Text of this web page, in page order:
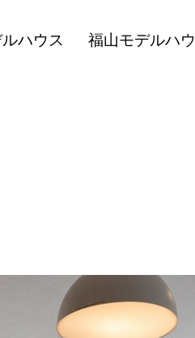
ハウス 福山モデルハ